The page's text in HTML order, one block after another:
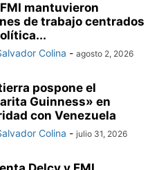
mantuvieron
de trabajo centrados
Colina - agosto 2, 2026
pospone el
Guinness» en
con Venezuela
Colina - julio 31, 2026